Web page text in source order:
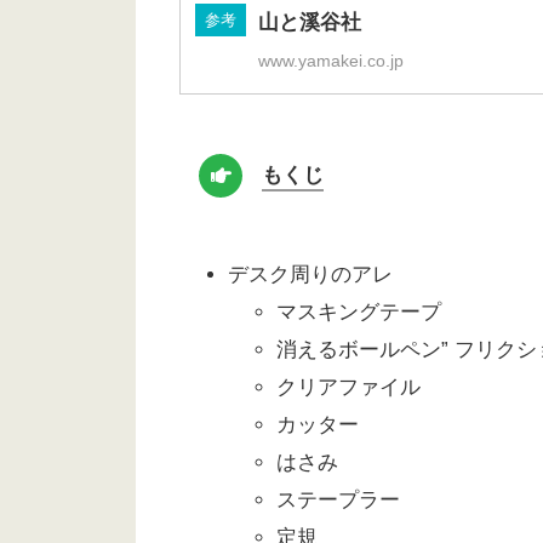
参考 山と溪谷社
www.yamakei.co.jp
もくじ
デスク周りのアレ
マスキングテープ
消えるボールペン” フリクシ
クリアファイル
カッター
はさみ
ステープラー
定規